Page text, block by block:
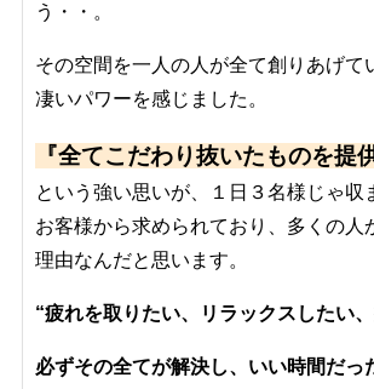
う・・。
その空間を一人の人が全て創りあげて
凄いパワーを感じました。
『全てこだわり抜いたものを提
という強い思いが、１日３名様じゃ収
お客様から求められており、多くの人
理由なんだと思います。
“疲れを取りたい、リラックスしたい
必ずその全てが解決し、いい時間だっ